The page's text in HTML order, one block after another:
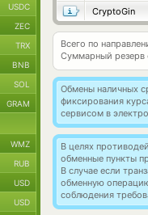
CryptoGin
Всего по
Суммарный резерв
Обмены наличных
фиксирования
сервисом в
В целях
обменные пункты
В случае если
обменную
соблюдения
USDC
ZEC
TRX
BNB
SOL
GRAM
WMZ
RUB
USD
USD